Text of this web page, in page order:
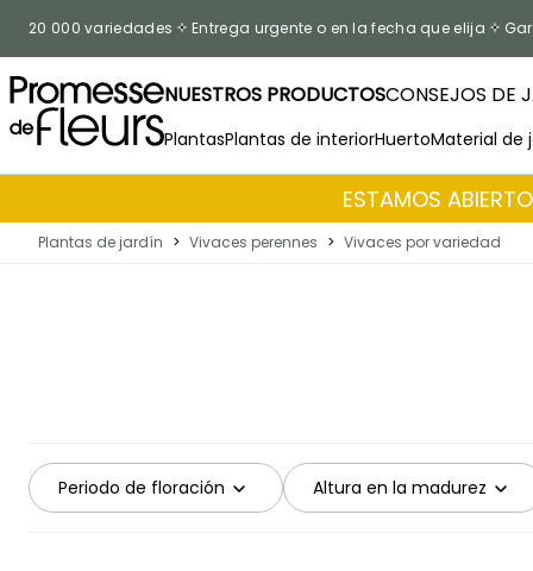
20 000 variedades Entrega urgente o en la fecha que elija
NUESTROS PRODUCTOSCONSEJOS DE
PlantasPlantas de interiorHuertoMaterial de
ESTAMOS
Plantas de jardín > Vivaces perennes > Vivaces por variedad
Periodo de floración Altura en la madurez